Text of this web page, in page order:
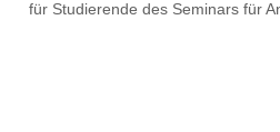
für Studierende des Seminars für